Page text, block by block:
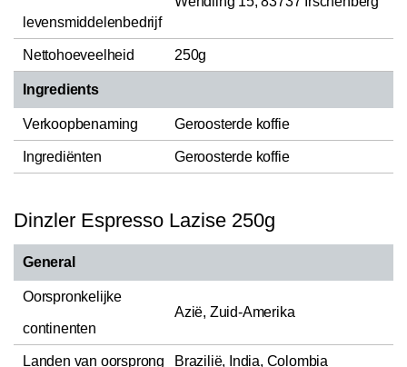
levensmiddelenbedrijf
Nettohoeveelheid 250g
Ingredients
Verkoopbenaming Geroosterde koffie
Ingrediënten Geroosterde koffie
Dinzler Espresso Lazise 250g
General
Oorspronkelijke
continenten
Azië, Zuid-Amerika
Landen van oorsprong Brazilië, India, Colombia